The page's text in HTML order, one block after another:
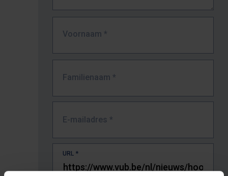
Voornaam *
Familienaam *
E-mailadres *
URL *